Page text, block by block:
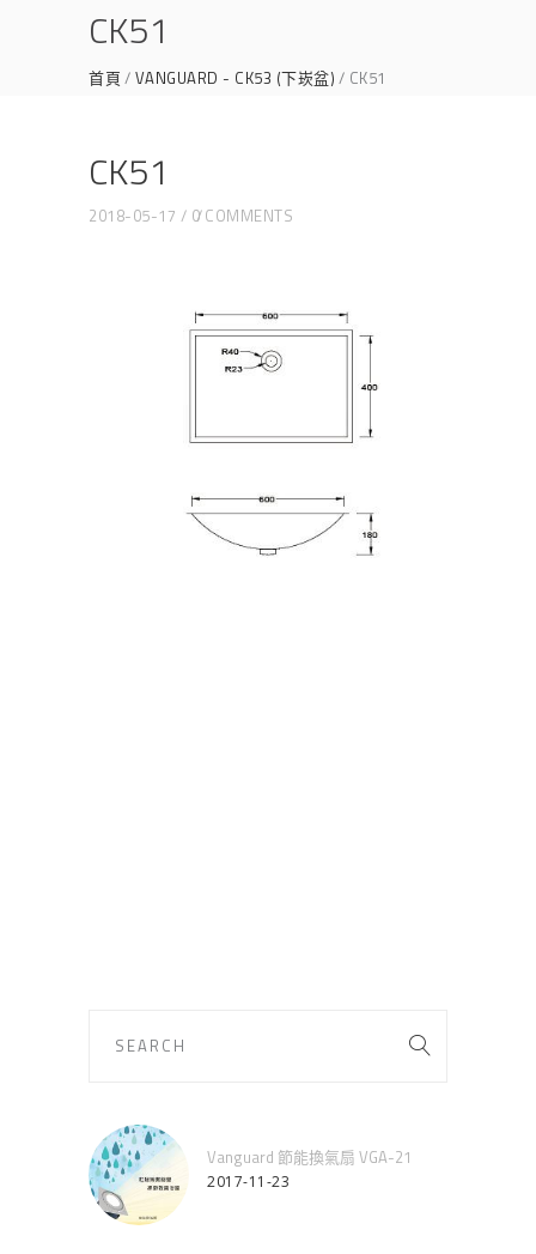
CK51
首頁 VANGUARD - CK53 (下崁盆) CK51
CK51
2018-05-17 0 COMMENTS
Vanguard 節能換氣扇 VGA-21
2017-11-23